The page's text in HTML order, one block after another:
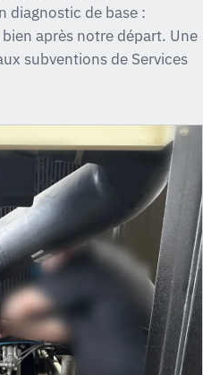
diagnostic de base :
après notre départ. Une
subventions de Services